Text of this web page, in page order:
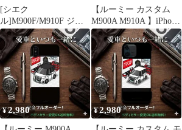
[シエク
ル]M900F/M910F ジャ
スティ_1KR-
VET(H28/11～)用ミニ
コンプロ MINICON
PRO 調整式燃調サブコ
ン
【ルーミー カスタム
M900A M910A 】iPhone
スマホケース iPhone17
iPhone17e iPhone17Pro
iPhone17ProMax
iPhoneAir iPhone16
iPhone16e 対応
¥2,980 ¥2,980